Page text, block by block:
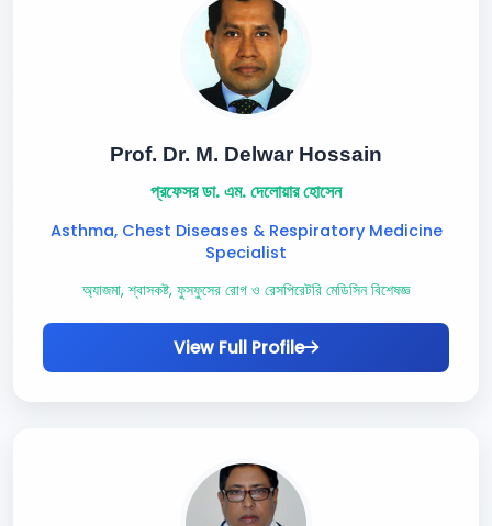
Prof. Dr. M. Delwar Hossain
প্রফেসর ডা. এম. দেলোয়ার হোসেন
Asthma, Chest Diseases & Respiratory Medicine
Specialist
অ্যাজমা, শ্বাসকষ্ট, ফুসফুসের রোগ ও রেসপিরেটরি মেডিসিন বিশেষজ্ঞ
View Full Profile